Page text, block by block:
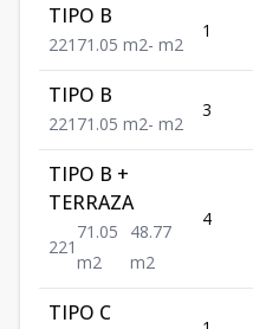
TIPO B
221 71.05 m2- m2
1
TIPO B
221 71.05 m2- m2
3
TIPO B +
TERRAZA
221
71.05
m2
48.77
m2
4
TIPO C